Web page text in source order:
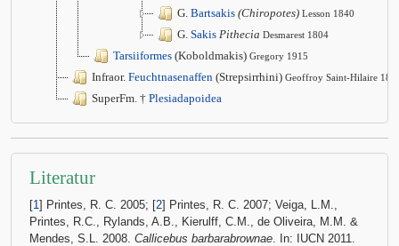
G. Bartsakis (Chiropotes) Lesson 1840
G. Sakis Pithecia Desmarest 1804
Tarsiiformes (Koboldmakis) Gregory 1915
Infraor. Feuchtnasenaffen (Strepsirrhini) Geoffroy Saint-Hilaire
SuperFm. † Plesiadapoidea
Literatur
[1] Printes, R. C. 2005; [2] Printes, R. C. 2007; Veiga, L.M.,
Printes, R.C., Rylands, A.B., Kierulff, C.M., de Oliveira, M.M. &
Mendes, S.L. 2008. Callicebus barbarabrownae. In: IUCN 2011.